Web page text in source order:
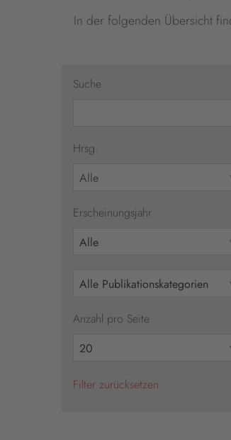
In der folgenden Übersicht
Suche
Hrsg.
Alle
Erscheinungsjahr
Anzahl pro Seite
Filter zurücksetzen